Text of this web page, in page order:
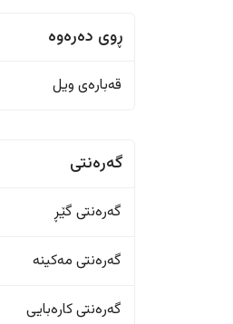
ڕوی دەرەوە
قەبارەی ویل
گەرەنتی
گەرەنتی گێڕ
گەرەنتی مەکینە
گەرەنتی کارەبایی